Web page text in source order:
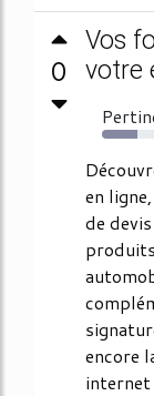
0
Vos
votre
45%
en
de
encore